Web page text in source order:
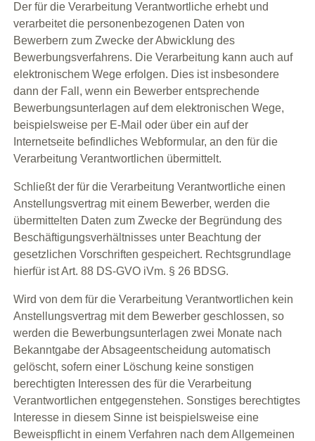
Der für die Verarbeitung Verantwortliche erhebt und
verarbeitet die personenbezogenen Daten von
Bewerbern zum Zwecke der Abwicklung des
Bewerbungsverfahrens. Die Verarbeitung kann auch auf
elektronischem Wege erfolgen. Dies ist insbesondere
dann der Fall, wenn ein Bewerber entsprechende
Bewerbungsunterlagen auf dem elektronischen Wege,
beispielsweise per E-Mail oder über ein auf der
Internetseite befindliches Webformular, an den für die
Verarbeitung Verantwortlichen übermittelt.
Schließt der für die Verarbeitung Verantwortliche einen
Anstellungsvertrag mit einem Bewerber, werden die
übermittelten Daten zum Zwecke der Begründung des
Beschäftigungsverhältnisses unter Beachtung der
gesetzlichen Vorschriften gespeichert. Rechtsgrundlage
hierfür ist Art. 88 DS-GVO iVm. § 26 BDSG.
Wird von dem für die Verarbeitung Verantwortlichen kein
Anstellungsvertrag mit dem Bewerber geschlossen, so
werden die Bewerbungsunterlagen zwei Monate nach
Bekanntgabe der Absageentscheidung automatisch
gelöscht, sofern einer Löschung keine sonstigen
berechtigten Interessen des für die Verarbeitung
Verantwortlichen entgegenstehen. Sonstiges berechtigtes
Interesse in diesem Sinne ist beispielsweise eine
Beweispflicht in einem Verfahren nach dem Allgemeinen